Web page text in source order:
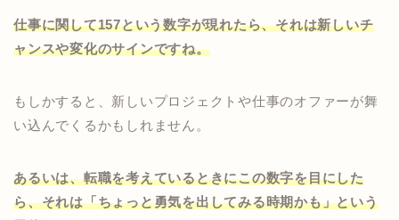
仕事に関して157という数字が現れたら、それは新しいチ
ャンスや変化のサインですね。
もしかすると、新しいプロジェクトや仕事のオファーが舞
い込んでくるかもしれません。
あるいは、転職を考えているときにこの数字を目にした
ら、それは「ちょっと勇気を出してみる時期かも」という